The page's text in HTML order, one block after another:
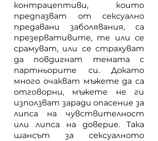
контрацептиви, които
предпазват от сексуално
предавани заболявания, са
презервативите, те или се
срамуват, или се страхуват
да повдигнат темата с
партньорите си. Докато
много очакват мъжете да са
отговорни, мъжете не ги
използват заради опасение за
липса на чувствителност
или липса на доверие. Така
шансът за сексуалното